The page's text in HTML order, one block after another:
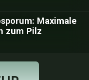
Maximale
zum Pilz